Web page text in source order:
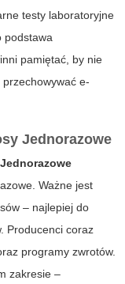
testy laboratoryjne
podstawa
pamiętać, by nie
e-
Jednorazowe
Ważne jest
– najlepiej do
Producenci coraz
programy zwrotów.
zakresie –